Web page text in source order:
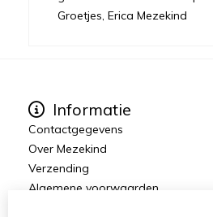
Groetjes, Erica Mezekind
Informatie
Contactgegevens
Over Mezekind
Verzending
Algemene voorwaarden